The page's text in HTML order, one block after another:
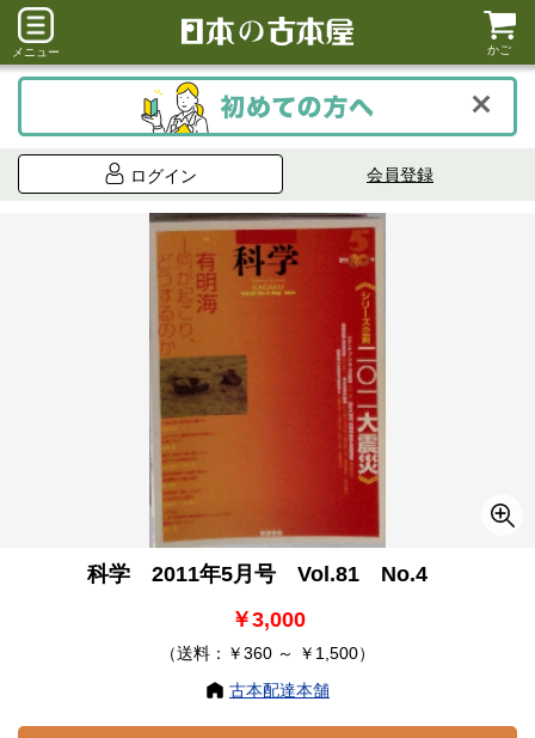
メニュー かご
ログイン 会員登録
科学 2011年5月号 Vol.81 No.4
￥3,000
（送料：￥360 ～ ￥1,500）
古本配達本舗